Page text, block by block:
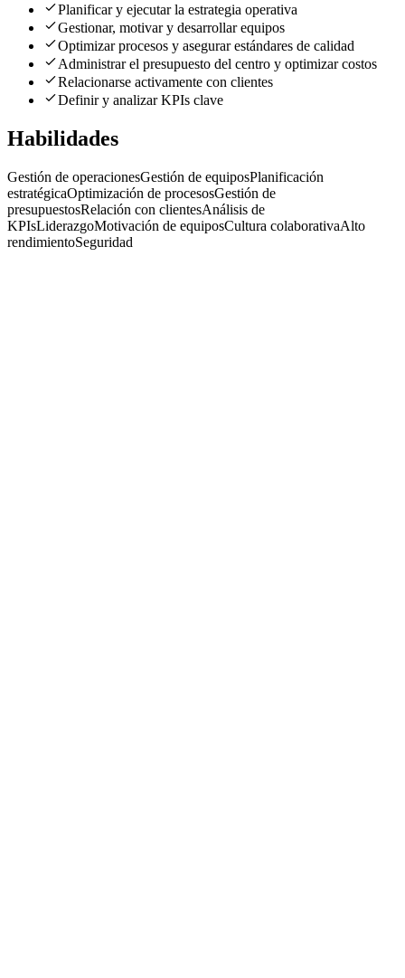
Planificar y ejecutar la estrategia operativa
Gestionar, motivar y desarrollar equipos
Optimizar procesos y asegurar estándares de calidad
Administrar el presupuesto del centro y optimizar costos
Relacionarse activamente con clientes
Definir y analizar KPIs clave
Habilidades
Gestión de operacionesGestión de equiposPlanificación
estratégicaOptimización de procesosGestión de
presupuestosRelación con clientesAnálisis de
KPIsLiderazgoMotivación de equiposCultura colaborativaAlto
rendimientoSeguridad